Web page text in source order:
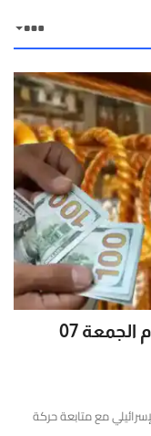
أسعار الذهب في فلسطين اليوم الجمعة 07
مع متابعة حركة